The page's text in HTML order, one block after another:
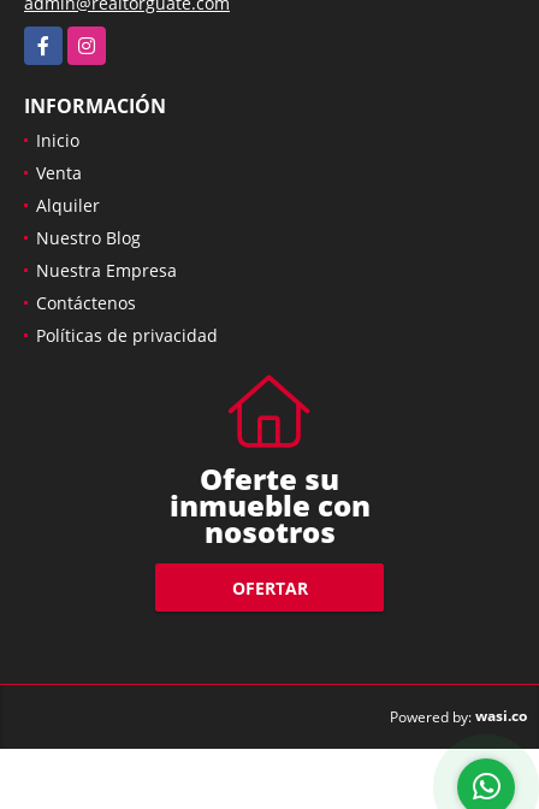
FacebookInstagram
INFORMACIÓN
Inicio
Venta
Alquiler
Nuestro Blog
Nuestra Empresa
Contáctenos
Políticas de privacidad
Oferte su
inmueble con
nosotros
OFERTAR
Powered by:wasi.co